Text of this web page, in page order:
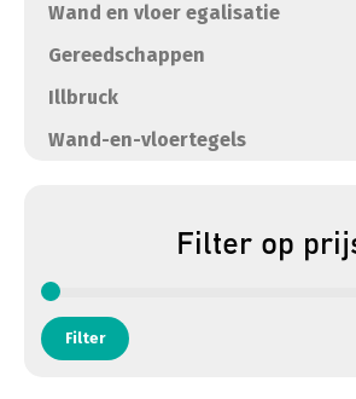
Wand en vloer egalisatie
Gereedschappen
Illbruck
Wand-en-vloertegels
Filter op
Filter